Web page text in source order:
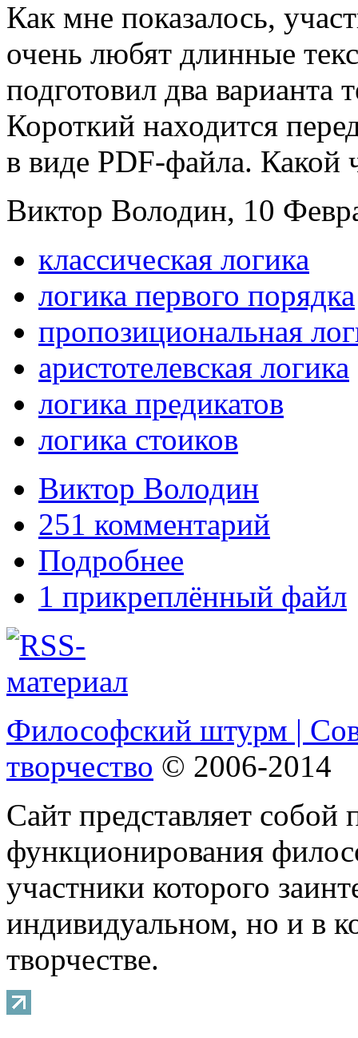
Как мне показалось,
очень любят длинные
подготовил два варианта
Короткий находится
в виде PDF-файла. Какой
Виктор Володин, 10
классическая логика
логика первого порядка
пропозициональная
аристотелевская логика
логика предикатов
логика стоиков
Виктор Володин
251 комментарий
Подробнее
1 прикреплённый файл
Философский штурм |
творчество © 2006-2014
Сайт представляет собой
функционирования
участники которого
индивидуальном, но и в
творчестве.